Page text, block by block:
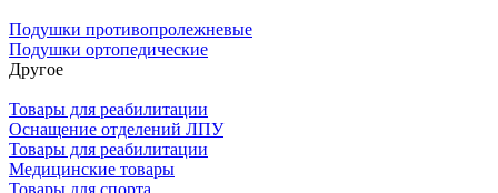
Подушки противопролежневые
Подушки ортопедические
Другое
Товары для реабилитации
Оснащение отделений ЛПУ
Товары для реабилитации
Медицинские товары
Товары для спорта